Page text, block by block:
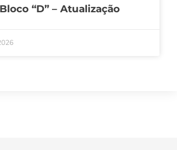
“D” – Atualização